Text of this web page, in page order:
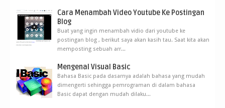
Cara Menambah Video Youtube Ke Postingan
Blog
Buat yang ingin menambah vidio dari youtube ke
postingan blog , berikut saya akan kasih tau. Saat kita akan
memposting sebuah arr...
Mengenal Visual Basic
Bahasa Basic pada dasarnya adalah bahasa yang mudah
dimengerti sehingga pemrograman di dalam bahasa
Basic dapat dengan mudah dilaku...